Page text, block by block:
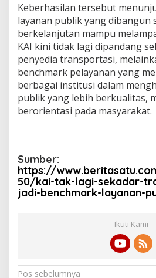
Keberhasilan tersebut
layanan publik yang dibangun
berkelanjutan mampu
KAI kini tidak lagi dipandang
penyedia transportasi,
benchmark pelayanan yang
berbagai institusi dalam
publik yang lebih berkualitas,
berorientasi pada masyarakat.
Sumber:
https://
50/kai-tak-lagi-sekadar-
jadi-benchmark-layanan-
Ikuti Kami
Pos sebelumnya